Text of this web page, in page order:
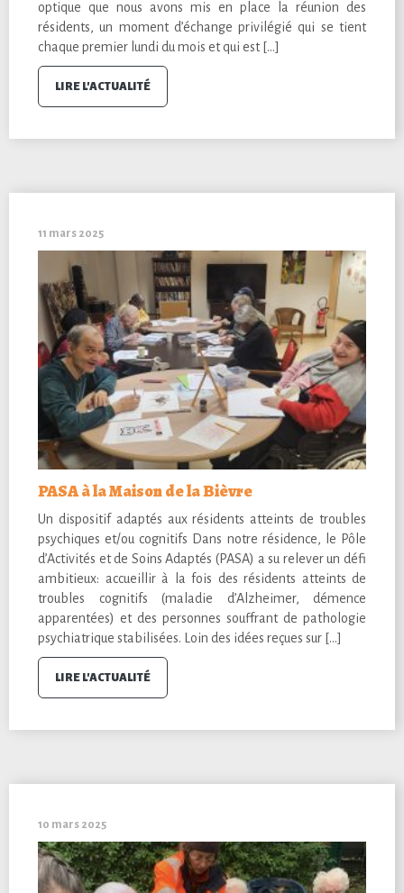
optique que nous avons mis en place la réunion des
résidents, un moment d’échange privilégié qui se tient
chaque premier lundi du mois et qui est […]
LIRE L'ACTUALITÉ
11 mars 2025
PASA à la Maison de la Bièvre
Un dispositif adaptés aux résidents atteints de troubles
psychiques et/ou cognitifs Dans notre résidence, le Pôle
d’Activités et de Soins Adaptés (PASA) a su relever un défi
ambitieux: accueillir à la fois des résidents atteints de
troubles cognitifs (maladie d’Alzheimer, démence
apparentées) et des personnes souffrant de pathologie
psychiatrique stabilisées. Loin des idées reçues sur […]
LIRE L'ACTUALITÉ
10 mars 2025